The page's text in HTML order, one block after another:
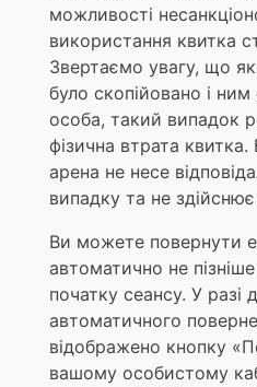
можливості
використання квитка
Звертаємо увагу, що
було скопійовано і
особа, такий випадок
фізична втрата
арена не несе
випадку та не
Ви можете повернути
автоматично не
початку сеансу. У разі
автоматичного
відображено кнопку
вашому особистому